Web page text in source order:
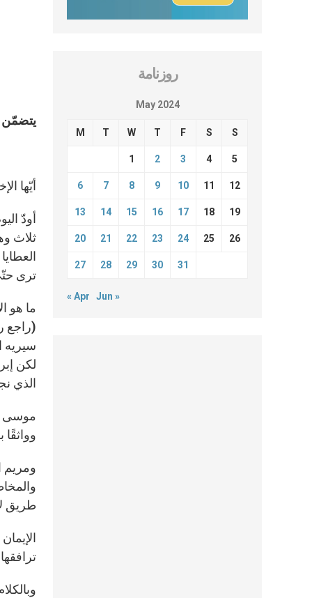
يتضمّن
أيّها
أودّ
ثلاث
ترى
ما هو
سيريه
لكن
الذي
موسى
ومريم
طريق
روزنامة
May 2024
M T W T F S S
1 2 3 4 5
6 7 8 9 10 11 12
13 14 15 16 17 18 19
20 21 22 23 24 25 26
27 28 29 30 31
« Apr Jun »